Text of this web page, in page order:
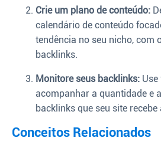
Crie um plano de conteúdo:
calendário de conteúdo
tendência no seu nicho, com
backlinks.
Monitore seus backlinks:
acompanhar a quantidade e
backlinks que seu site
Conceitos Relacionados